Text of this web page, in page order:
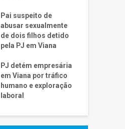
Pai suspeito de
abusar sexualmente
de dois filhos detido
pela PJ em Viana
PJ detém empresária
em Viana por tráfico
humano e exploração
laboral